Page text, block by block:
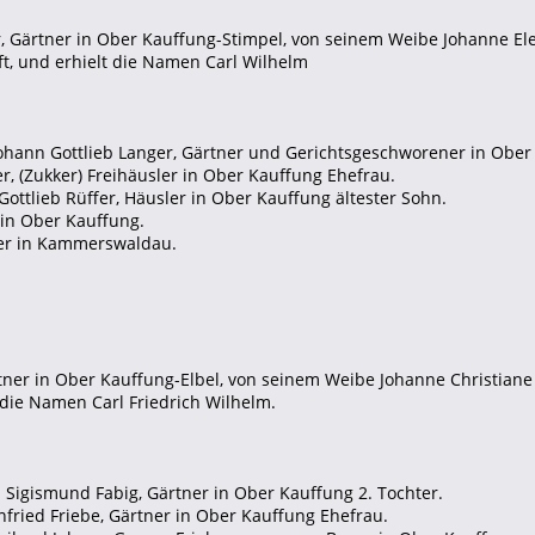
in Ober Kauffung-Stimpel, von seinem Weibe Johanne
und erhielt die Namen Carl Wilhelm
Gottlieb Langer, Gärtner und Gerichtsgeschworener in
(Zukker) Freihäusler in Ober Kauffung Ehefrau.
Rüffer, Häusler in Ober Kauffung ältester Sohn.
Ober Kauffung.
in Kammerswaldau.
in Ober Kauffung-Elbel, von seinem Weibe Johanne
Namen Carl Friedrich Wilhelm.
Fabig, Gärtner in Ober Kauffung 2. Tochter.
Friebe, Gärtner in Ober Kauffung Ehefrau.